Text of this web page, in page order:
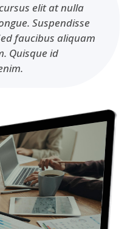
elit at nulla
Suspendisse
faucibus aliquam
Quisque id